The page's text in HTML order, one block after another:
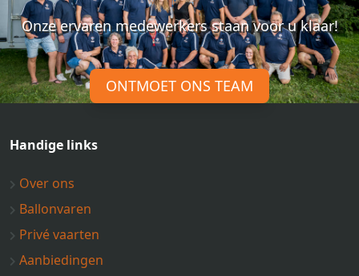
Onze ervaren medewerkers staan voor u klaar!
ONTMOET ONS TEAM
Handige links
Over ons
Ballonvaren
Privé vaarten
Aanbiedingen